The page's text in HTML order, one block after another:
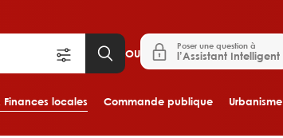
locales Commande publique Urbanisme
OU
Poser une question à
l’Assistant Intelligent